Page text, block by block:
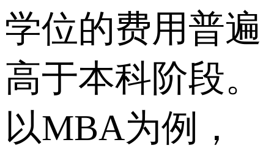
学位的费用普遍
高于本科阶段。
以MBA为例，